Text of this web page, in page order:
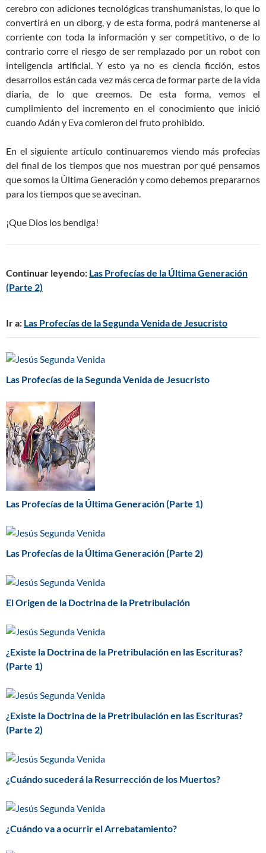
cerebro con adiciones tecnológicas transhumanistas, lo que lo
convertirá en un ciborg, y de esta forma, podrá mantenerse al
corriente con toda la información y ser competitivo, o de lo
contrario corre el riesgo de ser remplazado por un robot con
inteligencia artificial. Y esto ya no es ciencia ficción, estos
desarrollos están cada vez más cerca de formar parte de la vida
diaria, de lo que creemos. De esta forma, vemos el
cumplimiento del incremento en el conocimiento que inició
cuando Adán y Eva comieron del fruto prohibido.
En el siguiente artículo continuaremos viendo más profecías
del final de los tiempos que nos muestran por qué pensamos
que somos la Última Generación y como debemos prepararnos
para los tiempos que se avecinan.
¡Que Dios los bendiga!
Continuar leyendo: Las Profecías de la Última Generación
(Parte 2)
Ir a: Las Profecías de la Segunda Venida de Jesucristo
Las Profecías de la Segunda Venida de Jesucristo
Las Profecías de la Última Generación (Parte 1)
Las Profecías de la Última Generación (Parte 2)
El Origen de la Doctrina de la Pretribulación
¿Existe la Doctrina de la Pretribulación en las Escrituras?
(Parte 1)
¿Existe la Doctrina de la Pretribulación en las Escrituras?
(Parte 2)
¿Cuándo sucederá la Resurrección de los Muertos?
¿Cuándo va a ocurrir el Arrebatamiento?